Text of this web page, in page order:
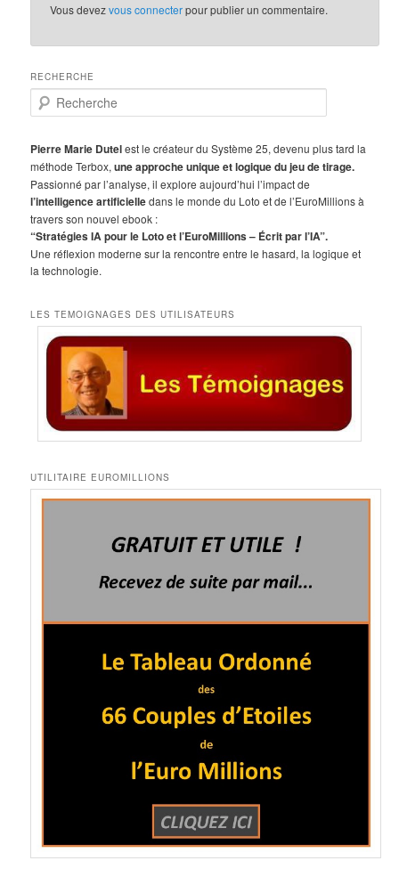
Vous devezvous connecterpour publier un commentaire.
RECHERCHE
e
h
e
r
c
h
e
Pierre Marie Dutelest le créateur du Système 25, devenu plus tard la
méthode Terbox,une approche unique et logique du jeu de tirage.
Passionné par l’analyse, il explore aujourd’hui l’impact de
l’intelligence artificielledans le monde du Loto et de l’EuroMillions à
travers son nouvel ebook :
“Stratégies IA pour le Loto et l’EuroMillions – Écrit par l’IA”.
Une réflexion moderne sur la rencontre entre le hasard, la logique et
la technologie.
LES TEMOIGNAGES DES UTILISATEURS
UTILITAIRE EUROMILLIONS